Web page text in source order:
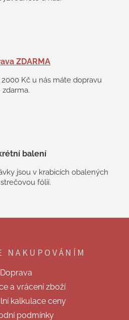
ZDARMA
Kč u nás máte dopravu
zdarma.
balení
jsou v krabicích obalených
fólií.
NAKUPOVÁNÍM
Doprava
a vrácení zboží
kalkulace ceny
podmínky